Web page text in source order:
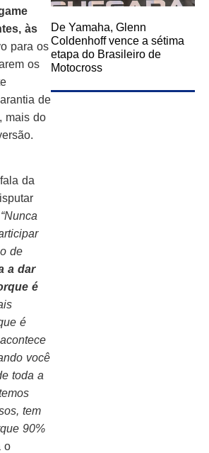
às
para os
os
de
mais do
fala da
“Nunca
de
a dar
é
é
você
toda a
tem
90%
o
De Yamaha, Glenn
Coldenhoff vence a sétima
etapa do Brasileiro de
Motocross